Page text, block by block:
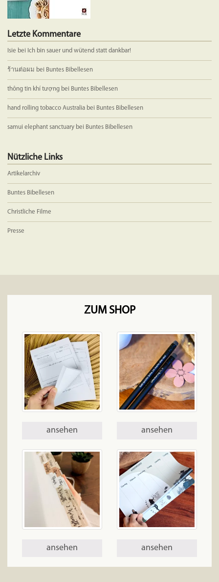
Letzte Kommentare
Isie bei Ich bin sauer und wütend statt dankbar!
ร้านต่อผม bei Buntes Bibellesen
thông tin khí tượng bei Buntes Bibellesen
hand rolling tobacco Australia bei Buntes Bibellesen
samui elephant sanctuary bei Buntes Bibellesen
Nützliche Links
Artikelarchiv
Buntes Bibellesen
Christliche Filme
Presse
ZUM SHOP
ansehen ansehen
ansehen ansehen